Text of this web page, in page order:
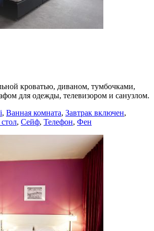
кроватью, диваном, тумбочками,
для одежды, телевизором и санузлом.
, Ванная комната, Завтрак включен,
, Сейф, Телефон, Фен